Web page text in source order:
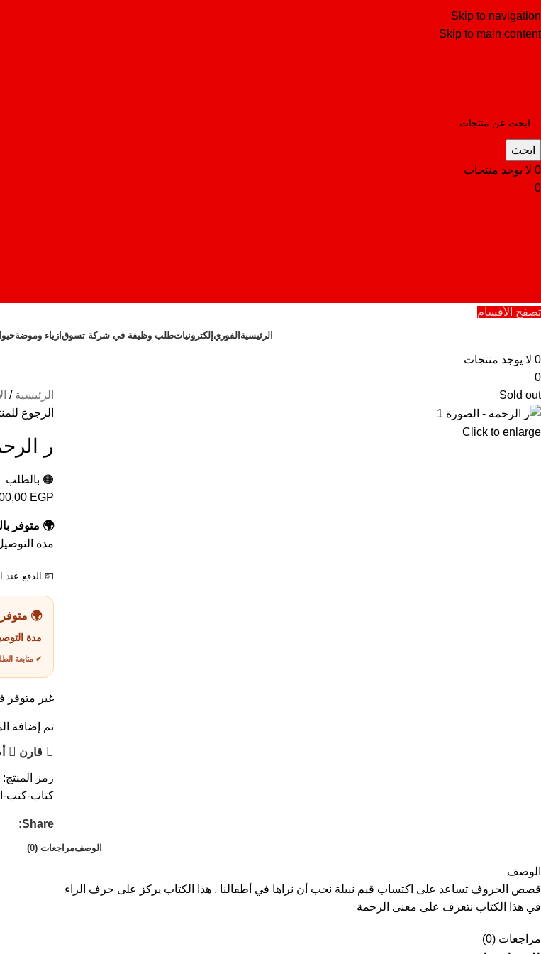
Skip to navigation
Skip to main content
ابحث
0 لا يوجد منتجات
0
تصفح الأقسام
الرئيسية الفوري إلكترونياتطلب وظيفة في شركة تسوق ازياء وموضة
0 لا يوجد منتجات
0
Sold out
Click to enlarge
الرئيسية
الرجوع
ر
🟠 بالطلب
EGP
🌍 متوفر
مدة
💵 الدفع عند
🌍
مدة
✔ متابعة
غير متوفر
تم إضافة
قارن
رمز المنتج:
كتاب-
Share:
الوصفمراجعات (0)
الوصف
قصص الحروف تساعد على اكتساب قيم نبيلة نحب أن نراها في أطفالنا , هذا الكتاب يركز على حرف الراء
في هذا الكتاب نتعرف على معنى الرحمة
مراجعات (0)